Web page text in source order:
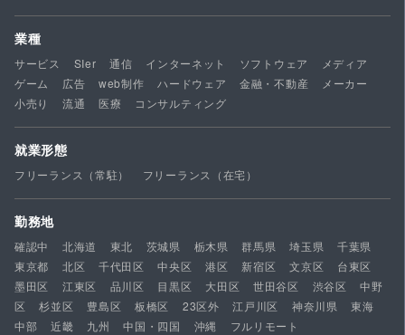
業種
サービス SIer 通信 インターネット ソフトウェア
メディア
ゲーム
広告 web制作 ハードウェア 金融・不動産
メーカー
小売り
流通 医療 コンサルティング
就業形態
フリーランス（常駐） フリーランス（在宅）
勤務地
確認中 北海道 東北 茨城県 栃木県 群馬県 埼玉県
千葉県
東京都
北区 千代田区 中央区 港区 新宿区 文京区
台東区
墨田区
江東区 品川区 目黒区 大田区 世田谷区 渋谷区
中野
区
杉並区 豊島区 板橋区 23区外 江戸川区 神奈川県
東海
中部
近畿 九州 中国・四国 沖縄 フルリモート